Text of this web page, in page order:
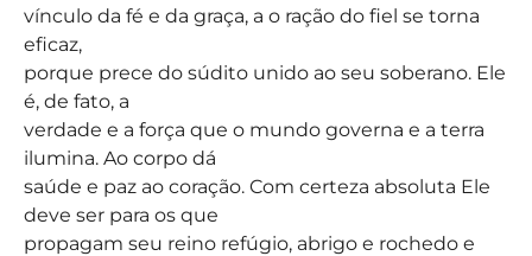
vínculo da fé e da graça, a o ração do fiel se torna
eficaz,
porque prece do súdito unido ao seu soberano. Ele
é, de fato, a
verdade e a força que o mundo governa e a terra
ilumina. Ao corpo dá
saúde e paz ao coração. Com certeza absoluta Ele
deve ser para os que
propagam seu reino refúgio, abrigo e rochedo e